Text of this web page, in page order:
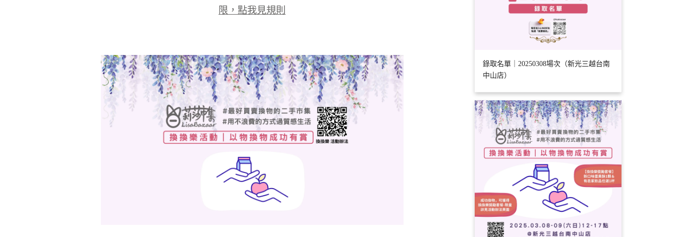
限，點我見規則
錄取名單｜20250308場次（新光三越台南
中山店）